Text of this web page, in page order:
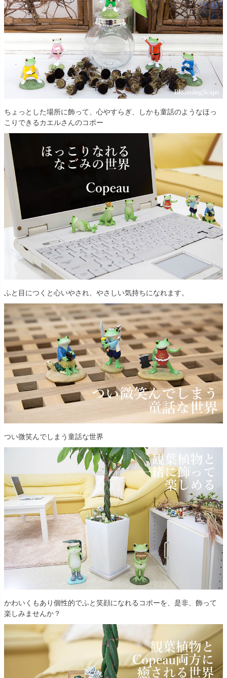
ちょっとした場所に飾って、心やすらぎ、しかも童話のようなほっ
こりできるカエルさんのコポー
ふと目につくと心いやされ、やさしい気持ちになれます。
つい微笑んでしまう童話な世界
かわいくもあり個性的でふと笑顔になれるコポーを、是非、飾って
楽しみませんか？